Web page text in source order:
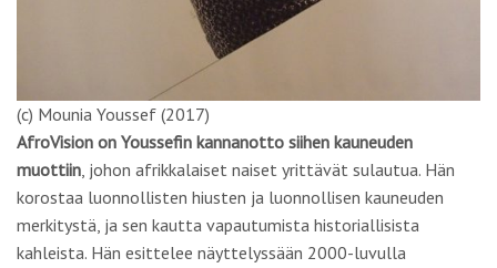
(c) Mounia Youssef (2017)
AfroVision on Youssefin kannanotto siihen kauneuden
muottiin, johon afrikkalaiset naiset yrittävät sulautua. Hän
korostaa luonnollisten hiusten ja luonnollisen kauneuden
merkitystä, ja sen kautta vapautumista historiallisista
kahleista. Hän esittelee näyttelyssään 2000-luvulla